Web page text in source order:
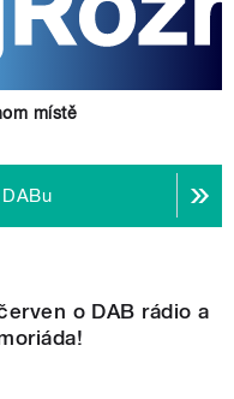
místě
o DAB rádio a